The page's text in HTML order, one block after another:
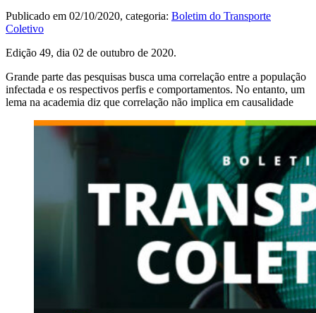
Publicado em 02/10/2020, categoria: Boletim do Transporte
Coletivo
Edição 49, dia 02 de outubro de 2020.
Grande parte das pesquisas busca uma correlação entre a população
infectada e os respectivos perfis e comportamentos. No entanto, um
lema na academia diz que correlação não implica em causalidade